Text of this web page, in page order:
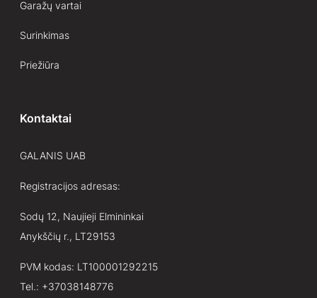
Garažų vartai
Surinkimas
Priežiūra
Kontaktai
GALANIS UAB
Registracijos adresas:
Sodų 12, Naujieji Elmininkai
Anykščių r., LT29153
PVM kodas: LT100001292215
Tel.: +37038148776